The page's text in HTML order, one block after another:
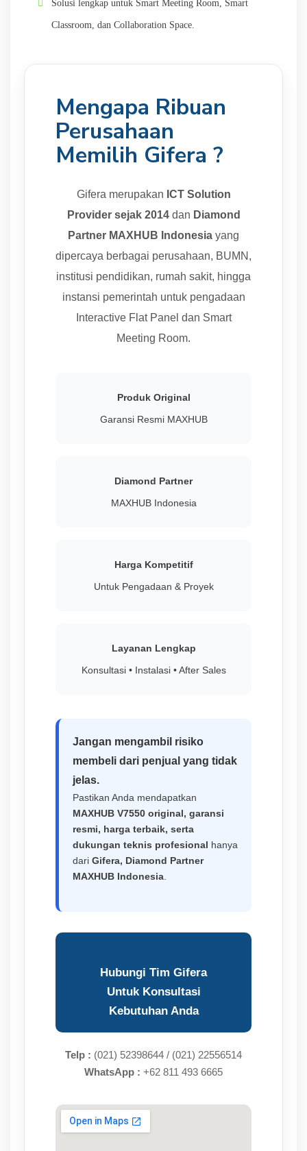
Solusi lengkap untuk Smart Meeting Room, Smart
Classroom, dan Collaboration Space.
Mengapa Ribuan
Perusahaan
Memilih Gifera ?
Gifera merupakan ICT Solution
Provider sejak 2014dan Diamond
Partner MAXHUB Indonesia yang
dipercaya berbagai perusahaan, BUMN,
institusi pendidikan, rumah sakit, hingga
instansi pemerintah untuk pengadaan
Interactive Flat Panel dan Smart
Meeting Room.
Produk Original
Garansi Resmi MAXHUB
Diamond Partner
MAXHUB Indonesia
Harga Kompetitif
Untuk Pengadaan & Proyek
Layanan Lengkap
Konsultasi • Instalasi • After Sales
Jangan mengambil risiko
membeli dari penjual yang tidak
jelas.
Pastikan Anda mendapatkan
MAXHUB V7550 original, garansi
resmi, harga terbaik, serta
dukungan teknis profesional hanya
dari Gifera, Diamond Partner
MAXHUB Indonesia
Hubungi Tim Gifera
Untuk Konsultasi
Kebutuhan Anda
Telp : (021) 52398644 / (021) 22556514
WhatsApp : +62 811 493 6665